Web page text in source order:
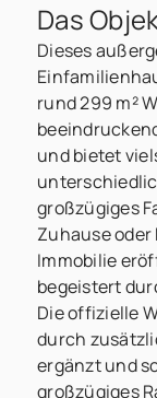
Das
Dieses
rund 299 m²
und bietet
großzügiges
Zuhause
Immobilie
begeistert
Die offizielle
durch
ergänzt und
großzügiges